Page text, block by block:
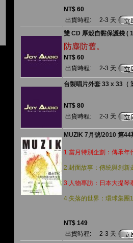
NT$ 60
出貨時程:
2-3 天
雙 CD 厚殼自黏保護袋 (
防塵防舊。
NT$ 60
出貨時程:
2-3 天
台製唱片外套 33 x 33（
NT$ 80
出貨時程:
2-3 天
MUZIK 7月號/2010 第44
1.當月特別企劃：傳承
2.封面故事：傳統與創
3.人物專訪：日本大提
4.失落的世界：環球集團
NT$ 149
出貨時程:
2-3 天